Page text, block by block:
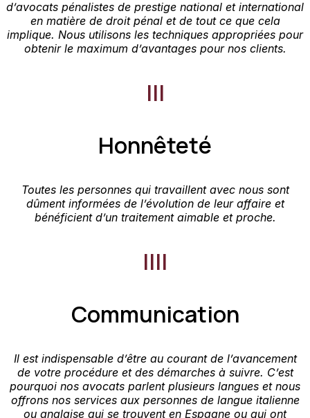
d’avocats pénalistes de prestige national et international
en matière de droit pénal et de tout ce que cela
implique. Nous utilisons les techniques appropriées pour
obtenir le maximum d’avantages pour nos clients.
III
Honnêteté
Toutes les personnes qui travaillent avec nous sont
dûment informées de l’évolution de leur affaire et
bénéficient d’un traitement aimable et proche.
IIII
Communication
Il est indispensable d’être au courant de l’avancement
de votre procédure et des démarches à suivre. C’est
pourquoi nos avocats parlent plusieurs langues et nous
offrons nos services aux personnes de langue italienne
ou anglaise qui se trouvent en Espagne ou qui ont